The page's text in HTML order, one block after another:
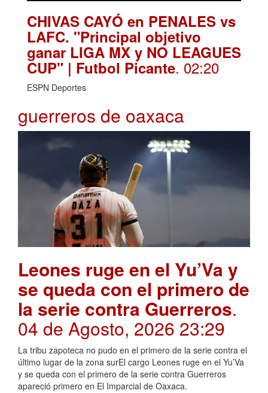
CHIVAS CAYÓ en PENALES vs
LAFC. "Principal objetivo
ganar LIGA MX y NO LEAGUES
CUP" | Futbol Picante. 02:20
ESPN Deportes
guerreros de oaxaca
Leones ruge en el Yu’Va y
se queda con el primero de
la serie contra Guerreros.
04 de Agosto, 2026 23:29
La tribu zapoteca no pudo en el primero de la serie contra el
último lugar de la zona surEl cargo Leones ruge en el Yu’Va
y se queda con el primero de la serie contra Guerreros
apareció primero en El Imparcial de Oaxaca.